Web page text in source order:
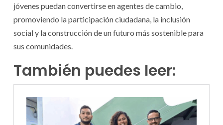
jóvenes puedan convertirse en agentes de cambio,
promoviendo la participación ciudadana, la inclusión
social y la construcción de un futuro más sostenible para
sus comunidades.
También puedes leer: